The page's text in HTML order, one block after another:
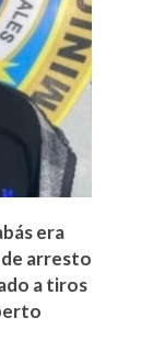
era
arresto
a tiros